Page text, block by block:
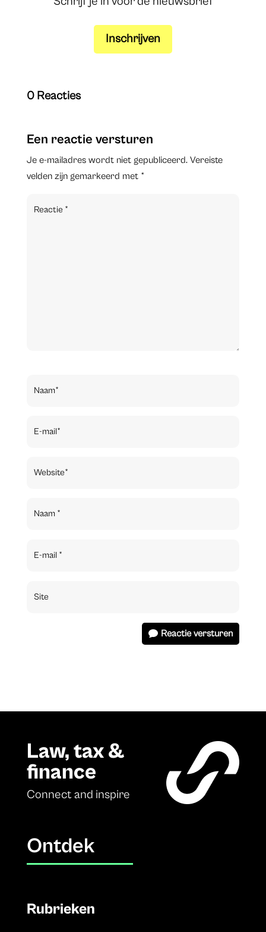
Inschrijven
0 Reacties
Een reactie versturen
Je e-mailadres wordt niet gepubliceerd. Vereiste
velden zijn gemarkeerd met *
Reactie versturen
Law, tax &
finance
Connect and inspire
Ontdek
Rubrieken